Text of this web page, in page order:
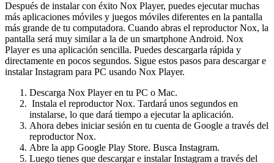
Después de instalar con éxito Nox Player, puedes ejecutar muchas
más aplicaciones móviles y juegos móviles diferentes en la pantalla
más grande de tu computadora. Cuando abras el reproductor Nox, la
pantalla será muy similar a la de un smartphone Android. Nox
Player es una aplicación sencilla. Puedes descargarla rápida y
directamente en pocos segundos. Sigue estos pasos para descargar e
instalar Instagram para PC usando Nox Player.
Descarga Nox Player en tu PC o Mac.
Instala el reproductor Nox. Tardará unos segundos en
instalarse, lo que dará tiempo a ejecutar la aplicación.
Ahora debes iniciar sesión en tu cuenta de Google a través del
reproductor Nox.
Abre la app Google Play Store. Busca Instagram.
Luego tienes que descargar e instalar Instagram a través del